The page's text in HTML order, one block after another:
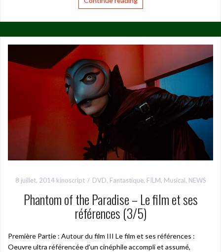
8 juillet, 2014 kinoscript DVD, Fantastique, FILM, Musical, NEWS
Phantom of the Paradise – Le film et ses
références (3/5)
Première Partie : Autour du film III Le film et ses références :
Oeuvre ultra référencée d’un cinéphile accompli et assumé,